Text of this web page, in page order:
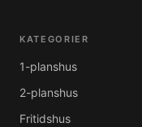
KATEGORIER
1-planshus
2-planshus
Fritidshus